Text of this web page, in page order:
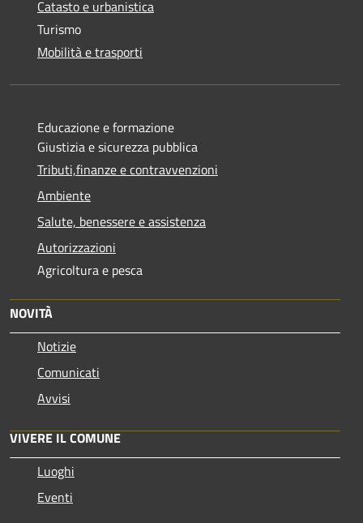
Catasto e urbanistica
Turismo
Mobilità e trasporti
Educazione e formazione
Giustizia e sicurezza pubblica
Tributi,finanze e contravvenzioni
Ambiente
Salute, benessere e assistenza
Autorizzazioni
Agricoltura e pesca
NOVITÀ
Notizie
Comunicati
Avvisi
VIVERE IL COMUNE
Luoghi
Eventi